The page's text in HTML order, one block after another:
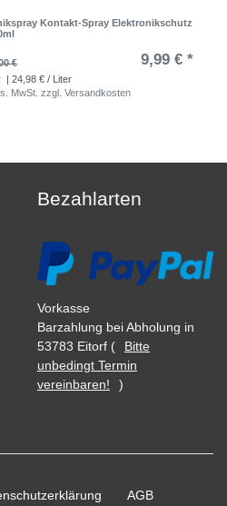
Kontakt-Spray Elektronikschutz
€ 9,99 € *
| 24,98 € / Liter
MwSt. zzgl.Versandkosten
Bezahlarten
Vorkasse
Barzahlung bei Abholung in
53783 Eitorf (
Bitte
unbedingt Termin
vereinbaren!
)
AGB